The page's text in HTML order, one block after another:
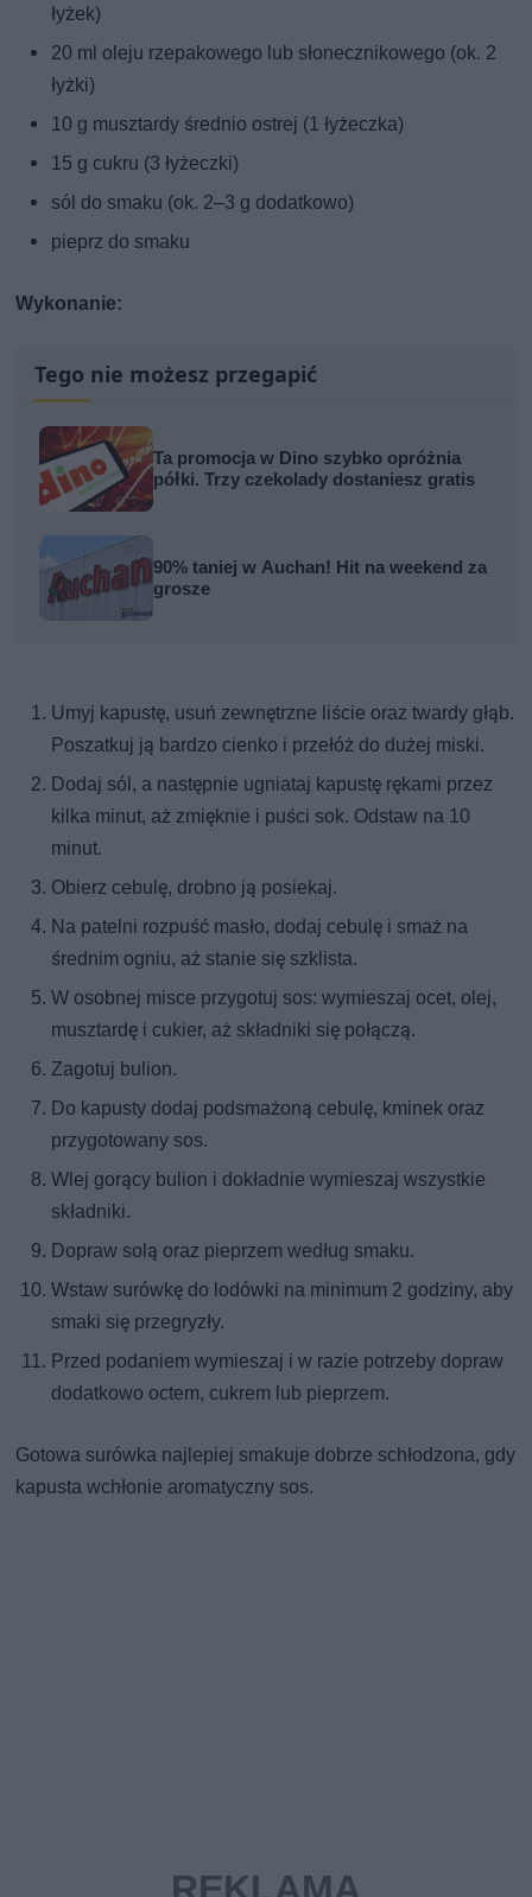
łyżek)
20 ml oleju rzepakowego lub słonecznikowego (ok. 2
łyżki)
10 g musztardy średnio ostrej (1 łyżeczka)
15 g cukru (3 łyżeczki)
sól do smaku (ok. 2–3 g dodatkowo)
pieprz do smaku
Wykonanie:
Tego nie możesz przegapić
Ta promocja w Dino szybko opróżnia
półki. Trzy czekolady dostaniesz gratis
90% taniej w Auchan! Hit na weekend za
grosze
Umyj kapustę, usuń zewnętrzne liście oraz twardy głąb.
Poszatkuj ją bardzo cienko i przełóż do dużej miski.
Dodaj sól, a następnie ugniataj kapustę rękami przez
kilka minut, aż zmięknie i puści sok. Odstaw na 10
minut.
Obierz cebulę, drobno ją posiekaj.
Na patelni rozpuść masło, dodaj cebulę i smaż na
średnim ogniu, aż stanie się szklista.
W osobnej misce przygotuj sos: wymieszaj ocet, olej,
musztardę i cukier, aż składniki się połączą.
Zagotuj bulion.
Do kapusty dodaj podsmażoną cebulę, kminek oraz
przygotowany sos.
Wlej gorący bulion i dokładnie wymieszaj wszystkie
składniki.
Dopraw solą oraz pieprzem według smaku.
Wstaw surówkę do lodówki na minimum 2 godziny, aby
smaki się przegryzły.
Przed podaniem wymieszaj i w razie potrzeby dopraw
dodatkowo octem, cukrem lub pieprzem.
Gotowa surówka najlepiej smakuje dobrze schłodzona, gdy
kapusta wchłonie aromatyczny sos.